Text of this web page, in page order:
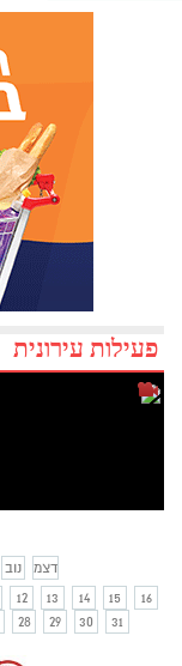
פעילות עירונית
נוב
דצמ
12 13 14 15
16
28 29 30 31